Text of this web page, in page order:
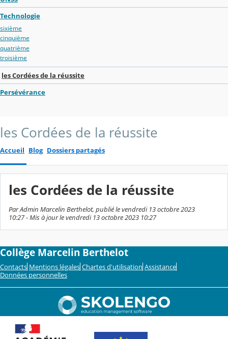
Technologie
sixième
cinquième
quatrième
troisième
les Cordées de la réussite
Persévérance
les Cordées de la réussite
Accueil Blog Dossiers partagés
les Cordées de la réussite
Par Admin Marcelin Berthelot, publié le vendredi 13 octobre 2023
10:27 - Mis à jour le vendredi 13 octobre 2023 10:27
Collège Marcelin Berthelot
Contacts Mentions légales Chartes d'utilisation Assistance
Données personnelles